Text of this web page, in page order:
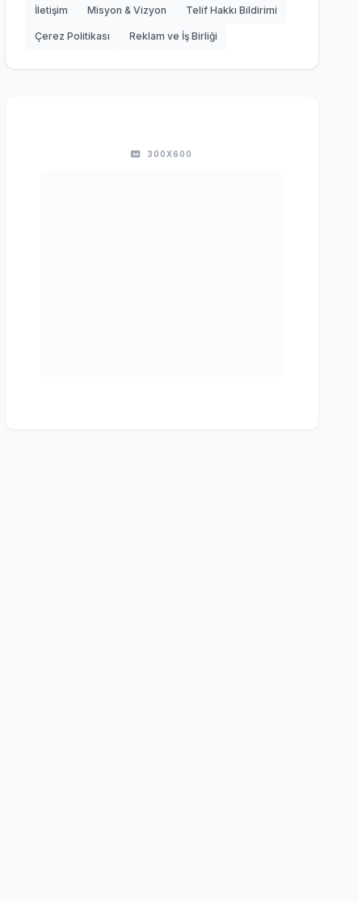
İletişim Misyon & Vizyon Telif Hakkı Bildirimi
Çerez Politikası Reklam ve İş Birliği
300X600